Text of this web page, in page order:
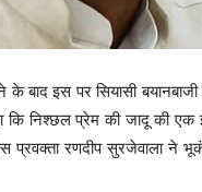
के बाद इस पर सियासी
कि निश्छल प्रेम की जादू की
प्रवक्ता रणदीप सुरजेवाला ने